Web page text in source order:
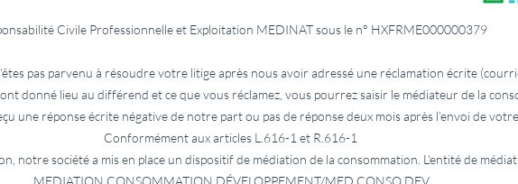
Civile Professionnelle et Exploitation MEDINAT sous le n° HXFRME000000379
pas parvenu à résoudre votre litige après nous avoir adressé une réclamation écrite
donné lieu au différend et ce que vous réclamez, vous pourrez saisir le médiateur de la
une réponse écrite négative de notre part ou pas de réponse deux mois après l’envoi de
Conformément aux articles L.616-1 et R.616-1
notre société a mis en place un dispositif de médiation de la consommation. L'entité de
MEDIATION CONSOMMATION DÉVELOPPEMENT/MED CONSO DEV